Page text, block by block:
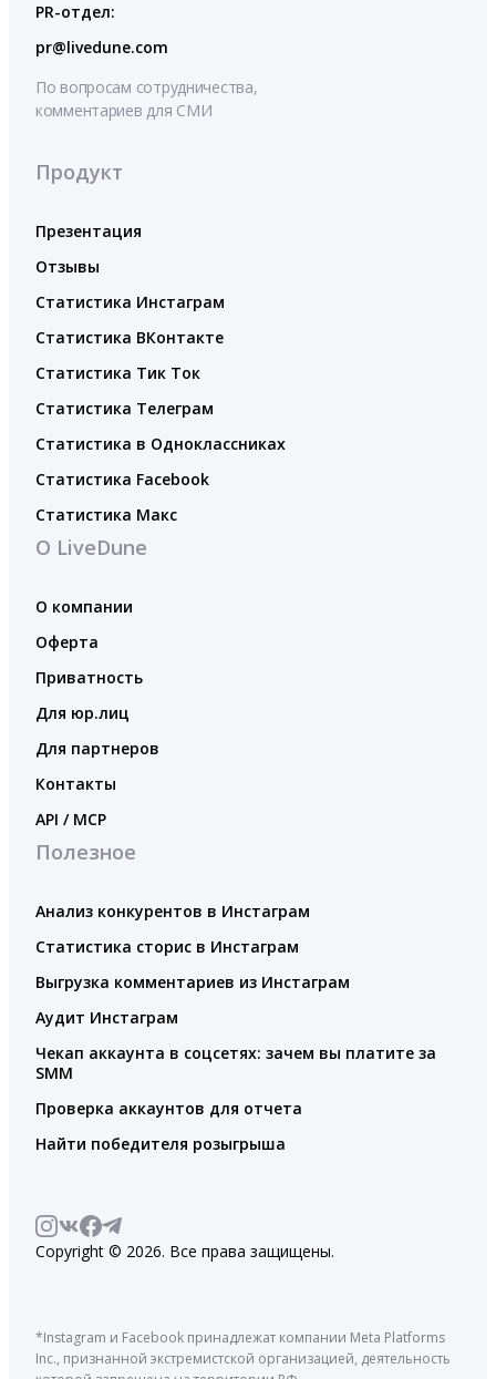
PR-отдел:
pr@livedune.com
По вопросам сотрудничества,
комментариев для СМИ
Продукт
Презентация
Отзывы
Статистика Инстаграм
Статистика ВКонтакте
Статистика Тик Ток
Статистика Телеграм
Статистика в Одноклассниках
Статистика Facebook
Статистика Макс
О LiveDune
О компании
Оферта
Приватность
Для юр.лиц
Для партнеров
Контакты
API / MCP
Полезное
Анализ конкурентов в Инстаграм
Статистика сторис в Инстаграм
Выгрузка комментариев из Инстаграм
Аудит Инстаграм
Чекап аккаунта в соцсетях: зачем вы платите за
SMM
Проверка аккаунтов для отчета
Найти победителя розыгрыша
Copyright © 2026. Все права защищены.
*Instagram и Facebook принадлежат компании Meta Platforms
Inc., признанной экстремистской организацией, деятельность